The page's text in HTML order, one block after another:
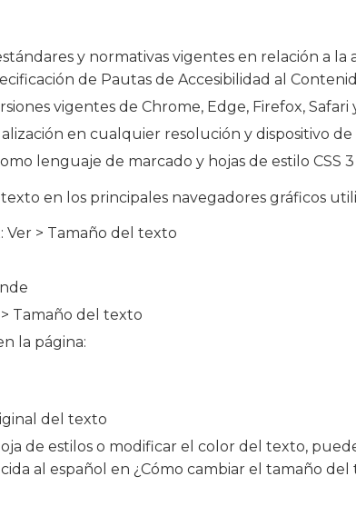
y normativas vigentes en relación a
de Pautas de Accesibilidad al
vigentes de Chrome, Edge, Firefox, Safari
en cualquier resolución y dispositivo
lenguaje de marcado y hojas de estilo CSS
en los principales navegadores gráficos
Ver > Tamaño del texto
Tamaño del texto
la página:
del texto
de estilos o modificar el color del texto,
al español en ¿Cómo cambiar el tamaño del